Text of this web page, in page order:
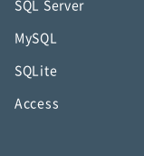
SQL Server
MySQL
SQLite
Access